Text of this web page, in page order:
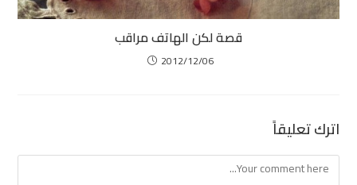
قصة لكن الهاتف مراقب
2012/12/06
اترك تعليقاً
Comment